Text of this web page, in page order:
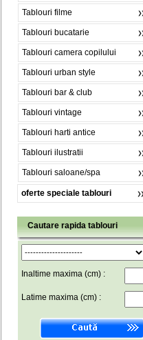
Tablouri filme
Tablouri bucatarie
Tablouri camera copilului
Tablouri urban style
Tablouri bar & club
Tablouri vintage
Tablouri harti antice
Tablouri ilustratii
Tablouri saloane/spa
oferte speciale tablouri
Cautare rapida tablouri
Inaltime maxima (cm) :
Latime maxima (cm) :